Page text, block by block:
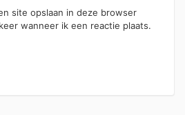
site opslaan in deze browser
wanneer ik een reactie plaats.